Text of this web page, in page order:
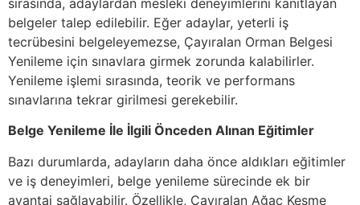
sırasında, adaylardan mesleki deneyimlerini kanıtlayan
belgeler talep edilebilir. Eğer adaylar, yeterli iş
tecrübesini belgeleyemezse, Çayıralan Orman Belgesi
Yenileme için sınavlara girmek zorunda kalabilirler.
Yenileme işlemi sırasında, teorik ve performans
sınavlarına tekrar girilmesi gerekebilir.
Belge Yenileme İle İlgili Önceden Alınan Eğitimler
Bazı durumlarda, adayların daha önce aldıkları eğitimler
ve iş deneyimleri, belge yenileme sürecinde ek bir
avantaj sağlayabilir. Özellikle, Çayıralan Ağaç Kesme